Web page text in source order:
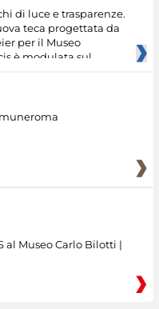
di luce e trasparenze.
teca progettata da
per il Museo
è modulata sul
al Museo Carlo Bilotti |